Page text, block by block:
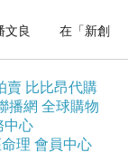
新創
賣 比比昂代購
播網 全球購物
中心
理 會員中心